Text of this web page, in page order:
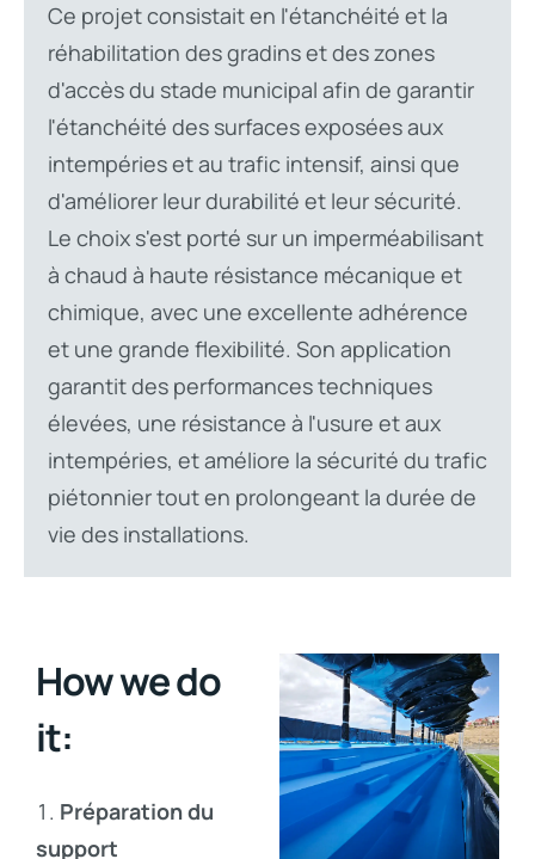
Ce projet consistait en l'étanchéité et la
réhabilitation des gradins et des zones
d'accès du stade municipal afin de garantir
l'étanchéité des surfaces exposées aux
intempéries et au trafic intensif, ainsi que
d'améliorer leur durabilité et leur sécurité.
Le choix s'est porté sur un imperméabilisant
à chaud à haute résistance mécanique et
chimique, avec une excellente adhérence
et une grande flexibilité. Son application
garantit des performances techniques
élevées, une résistance à l'usure et aux
intempéries, et améliore la sécurité du trafic
piétonnier tout en prolongeant la durée de
vie des installations.
How we do
it:
Préparation du
support